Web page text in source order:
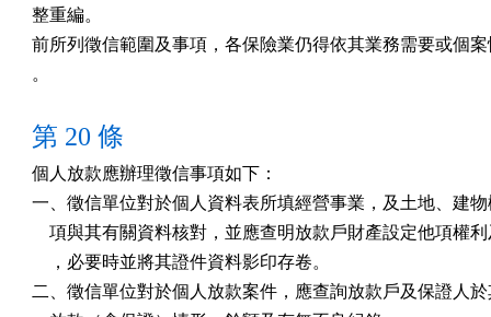
整重編。
前所列徵信範圍及事項，各保險業仍得依其業務需要或個
。
第 20 條
個人放款應辦理徵信事項如下：
一、徵信單位對於個人資料表所填經營事業，及土地、建
項與其有關資料核對，並應查明放款戶財產設定他項權
    ，必要時並將其證件資料影印存卷。
二、徵信單位對於個人放款案件，應查詢放款戶及保證人